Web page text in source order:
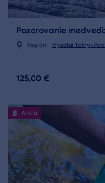
Pozorovanie
Región: Vysoké Tatry-
125,00 €
Akcia